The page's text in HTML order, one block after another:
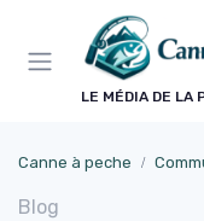
LE MÉDIA DE LA
Canne à peche
Blog
Panneau de gestion